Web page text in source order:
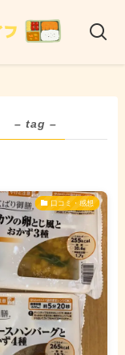
– tag –
口コミ・感想